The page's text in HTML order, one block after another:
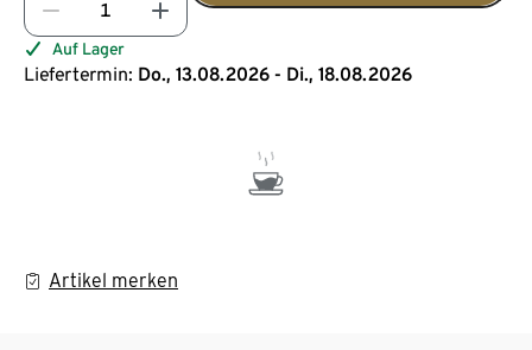
Auf Lager
Liefertermin: Do., 13.08.2026 - Di., 18.08.2026
Artikel merken